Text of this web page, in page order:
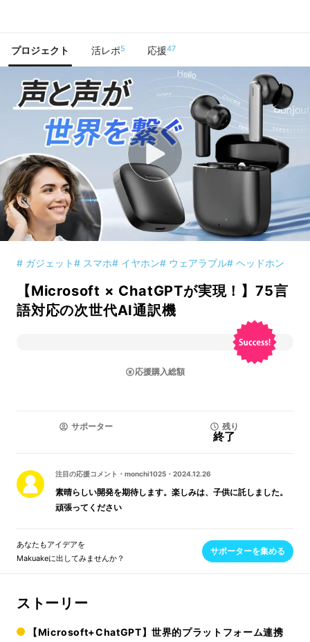
プロジェクト 活レポ5 応援47
# ガジェット# スマホ# イヤホン# ウェアラブル# ヘッドホン
【Microsoft × ChatGPTが実現！】75言
語対応の次世代AI通訳機
応援購入総額
サポーター 残り
終了
注目の応援コメント ・ monchi1025 ・ 2024.12.26
素晴らしい開発を期待します。楽しみは、子供に託しました。
頑張ってください
あなたもアイデアを
Makuakeに出してみませんか？
サポーターを集める
ストーリー
【Microsoft+ChatGPT】世界的プラットフォーム連携